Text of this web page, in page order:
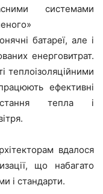
системами
батареї, але і
енерговитрат.
теплоізоляційними
ефективні
тепла і
вдалося
що набагато
і стандарти.